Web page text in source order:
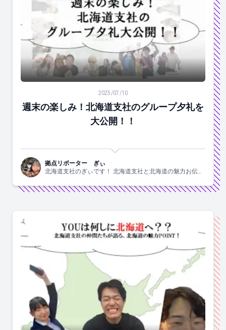
週末の楽しみ！北海道支社のグループ夕礼を大公開！！
2025/07/10
週末の楽しみ！北海道支社のグループ夕礼を
大公開！！
拠点リポーター ぎぃ
北海道支社のぎぃです！ 北海道支社と北海道の魅力お伝え